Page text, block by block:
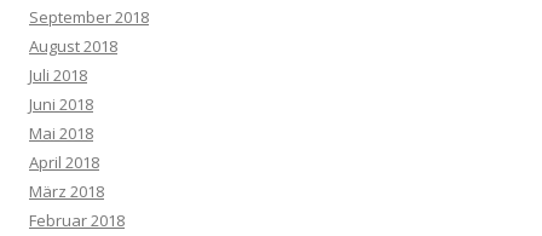
September 2018
August 2018
Juli 2018
Juni 2018
Mai 2018
April 2018
März 2018
Februar 2018